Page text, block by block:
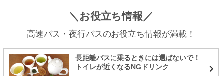
＼お役立ち情報／
高速バス・夜行バスのお役立ち情報が満載！
長距離バスに乗るときには選ばないで！
トイレが近くなるNGドリンク